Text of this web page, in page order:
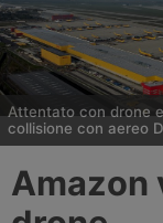
Attentato con drone
collisione con aereo
stato individuato la
Amazon